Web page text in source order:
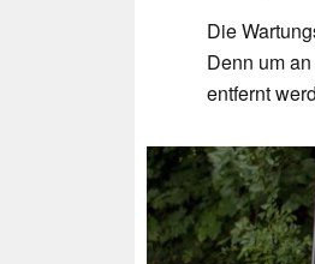
Die
Denn um
entfernt